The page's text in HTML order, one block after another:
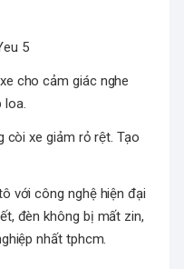
cho cảm giác nghe
loa.
còi xe giảm rỏ rệt. Tạo
với công nghệ hiện đại
đèn không bị mất zin,
nhất tphcm.